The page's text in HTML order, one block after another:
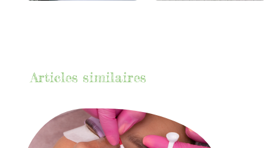
Articles similaires